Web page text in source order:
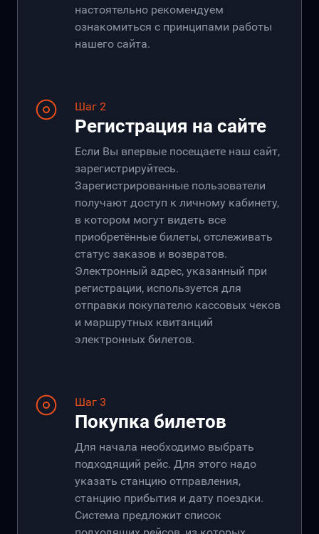
настоятельно рекомендуем
ознакомиться с принципами работы
нашего сайта.
Шаг 2
Регистрация на сайте
Если Вы впервые посещаете наш сайт,
зарегистрируйтесь.
Зарегистрированные пользователи
получают доступ к личному кабинету,
в котором могут видеть все
приобретённые билеты, отслеживать
статус заказов и возвратов.
Электронный адрес, указанный при
регистрации, используется для
отправки покупателю кассовых чеков
и маршрутных квитанций
электронных билетов.
Шаг 3
Покупка билетов
Для начала необходимо выбрать
подходящий рейс. Для этого надо
указать станцию отправления,
станцию прибытия и дату поездки.
Система предложит список